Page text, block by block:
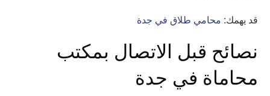
قد يهمك: محامي طلاق في جدة
نصائح قبل الاتصال بمكتب
محاماة في جدة